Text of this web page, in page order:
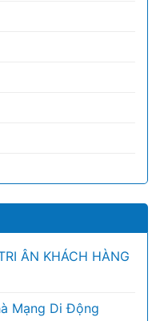
ÂN KHÁCH HÀNG
Mạng Di Động